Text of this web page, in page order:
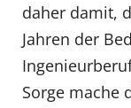
daher damit,
Jahren der
Sorge mache